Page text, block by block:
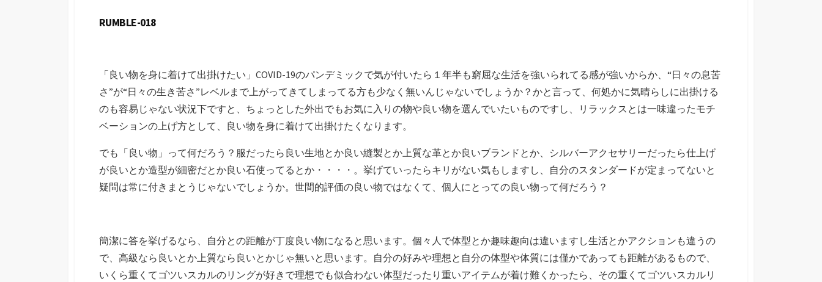
RUMBLE-018
「良い物を身に着けて出掛けたい」COVID-19のパンデミックで気が付いたら１年半も窮屈な生活を強いられてる感が強いからか、“日々の息苦
さ”が“日々の生き苦さ”レベルまで上がってきてしまってる方も少なく無いんじゃないでしょうか？かと言って、何処かに気晴らしに出掛ける
のも容易じゃない状況下ですと、ちょっとした外出でもお気に入りの物や良い物を選んでいたいものですし、リラックスとは一味違ったモチ
ベーションの上げ方として、良い物を身に着けて出掛けたくなります。
でも「良い物」って何だろう？服だったら良い生地とか良い縫製とか上質な革とか良いブランドとか、シルバーアクセサリーだったら仕上げ
が良いとか造型が細密だとか良い石使ってるとか・・・・。挙げていったらキリがない気もしますし、自分のスタンダードが定まってないと
疑問は常に付きまとうじゃないでしょうか。世間的評価の良い物ではなくて、個人にとっての良い物って何だろう？
簡潔に答を挙げるなら、自分との距離が丁度良い物になると思います。個々人で体型とか趣味趣向は違いますし生活とかアクションも違うの
で、高級なら良いとか上質なら良いとかじゃ無いと思います。自分の好みや理想と自分の体型や体質には僅かであっても距離があるもので、
いくら重くてゴツいスカルのリングが好きで理想でも似合わない体型だったり重いアイテムが着け難くかったら、その重くてゴツいスカルリ